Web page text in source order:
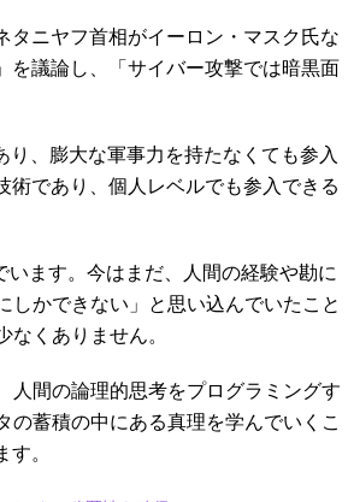
ニヤフ首相がイーロン・マスク氏な
を議論し、「サイバー攻撃では暗黒面
、膨大な軍事力を持たなくても参入
術であり、個人レベルでも参入できる
います。今はまだ、人間の経験や勘に
しかできない」と思い込んでいたこと
くありません。
間の論理的思考をプログラミングす
の蓄積の中にある真理を学んでいくこ
。